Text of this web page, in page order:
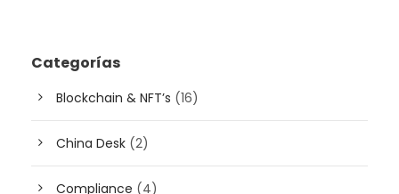
Categorías
Blockchain & NFT’s (16)
China Desk (2)
Compliance (4)